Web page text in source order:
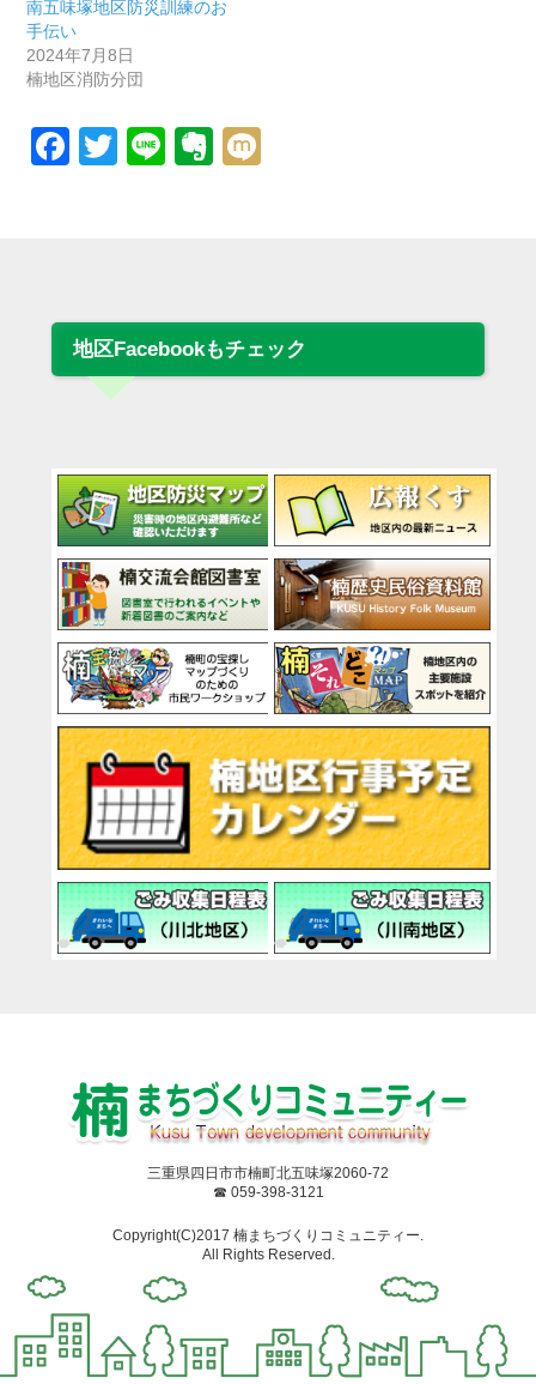
南五味塚地区防災訓練のお
手伝い
2024年7月8日
楠地区消防分団
Facebook
Twitter
LineEvernote
地区Facebookもチェック
三重県四日市市楠町北五味塚2060-72
☎ 059-398-3121
Copyright(C)2017 楠まちづくりコミュニティー.
All Rights Reserved.